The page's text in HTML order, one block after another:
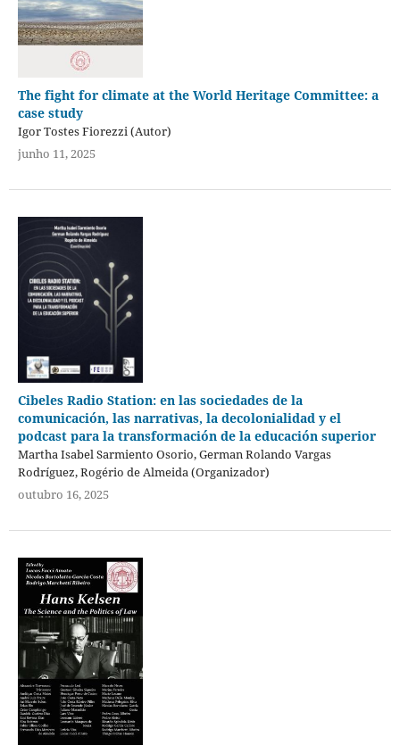
The fight for climate at the World Heritage Committee: a
case study
Igor Tostes Fiorezzi (Autor)
junho 11, 2025
Cibeles Radio Station: en las sociedades de la
comunicación, las narrativas, la decolonialidad y el
podcast para la transformación de la educación superior
Martha Isabel Sarmiento Osorio, German Rolando Vargas
Rodríguez, Rogério de Almeida (Organizador)
outubro 16, 2025